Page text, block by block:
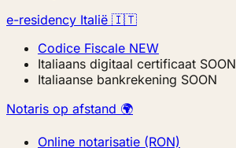
e-residency Italië 🇮🇹
Codice Fiscale NEW
Italiaans digitaal certificaat SOON
Italiaanse bankrekening SOON
Notaris op afstand 🌍
Online notarisatie (RON)